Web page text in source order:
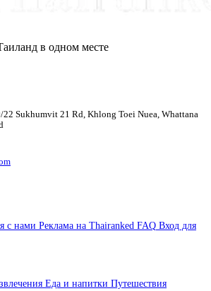
в одном месте
22 Sukhumvit 21 Rd, Khlong Toei Nuea, Whattana
с нами Реклама на Thairanked FAQ Вход для
Еда и напитки Путешествия